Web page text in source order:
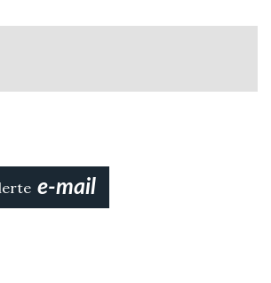
+ de critères +
e-mail